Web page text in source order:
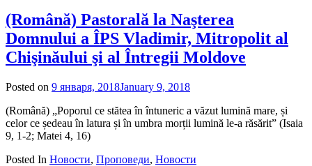
(Română) Pastorală la Naşterea
Domnului a ÎPS Vladimir, Mitropolit al
Chişinăului şi al Întregii Moldove
Posted on 9 января, 2018January 9, 2018
(Română) „Poporul ce stătea în întuneric a văzut lumină mare, și
celor ce ședeau în latura și în umbra morții lumină le-a răsărit” (Isaia
9, 1-2; Matei 4, 16)
Posted In Новости, Проповеди, Новости